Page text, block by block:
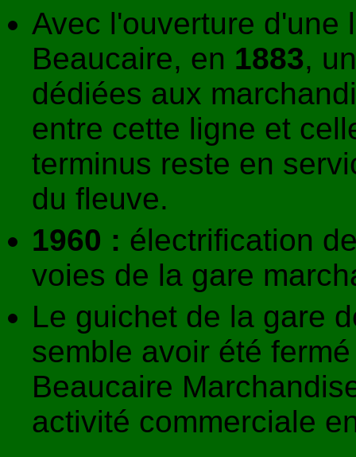
Avec l'ouverture d'une
Beaucaire, en 1883,
dédiées aux
entre cette ligne et
terminus reste en
du fleuve.
1960 : électrification
voies de la gare
Le guichet de la gare
semble avoir été
Beaucaire
activité commerciale